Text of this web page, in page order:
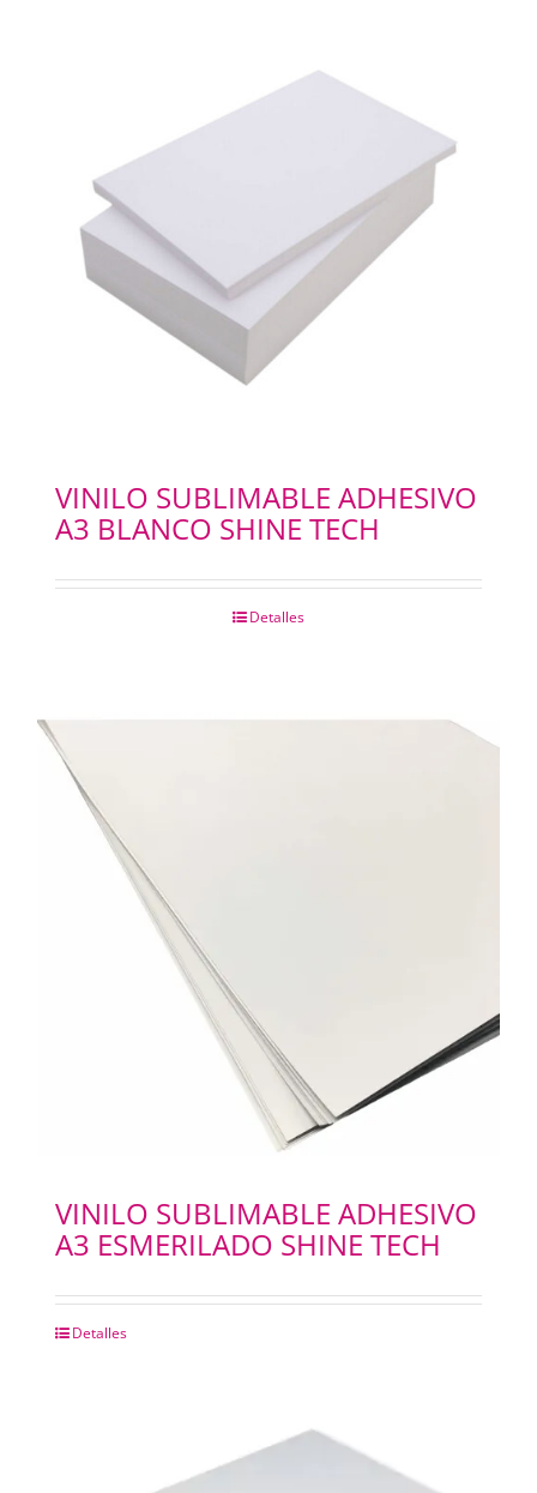
VINILO SUBLIMABLE ADHESIVO
A3 BLANCO SHINE TECH
Detalles
VINILO SUBLIMABLE ADHESIVO
A3 ESMERILADO SHINE TECH
Detalles